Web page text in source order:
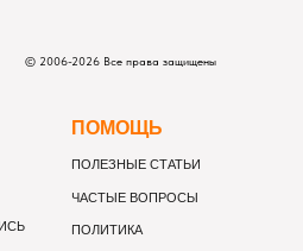
ПОМОЩЬ
ЧАСТЫЕ ВОПРОСЫ
ПОЛЕЗНЫЕ СТАТЬИ
© 2006-2026 Все права защищены
ПОЛИТИКА